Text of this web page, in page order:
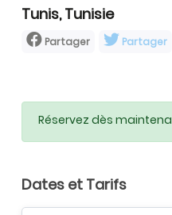
Tunis, Tunisie
Partager Partager
Réservez dès
Dates et Tarifs